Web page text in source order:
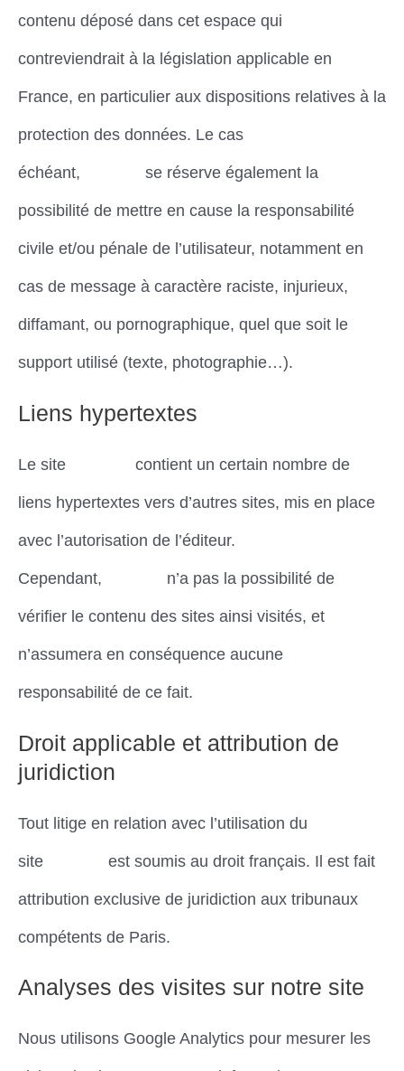
contenu déposé dans cet espace qui
contreviendrait à la législation applicable en
France, en particulier aux dispositions relatives à la
protection des données. Le cas
échéant,
se réserve également la
possibilité de mettre en cause la responsabilité
civile et/ou pénale de l’utilisateur, notamment en
cas de message à caractère raciste, injurieux,
diffamant, ou pornographique, quel que soit le
support utilisé (texte, photographie…).
Liens hypertextes
Le site
contient un certain nombre de
liens hypertextes vers d’autres sites, mis en place
avec l’autorisation de l’éditeur.
Cependant,
n’a pas la possibilité de
vérifier le contenu des sites ainsi visités, et
n’assumera en conséquence aucune
responsabilité de ce fait.
Droit applicable et attribution de
juridiction
Tout litige en relation avec l’utilisation du
site
est soumis au droit français. Il est fait
attribution exclusive de juridiction aux tribunaux
compétents de Paris.
Analyses des visites sur notre site
Nous utilisons Google Analytics pour mesurer les